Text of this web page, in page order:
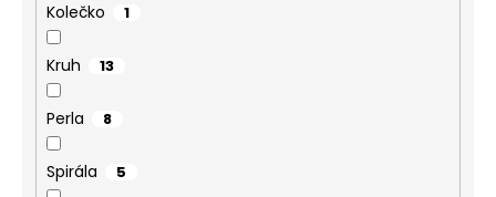
Kolečko 1
Kruh 13
Perla 8
Spirála 5